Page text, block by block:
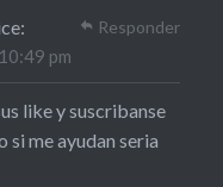
pm
like y suscribanse
si me ayudan seria
Responder